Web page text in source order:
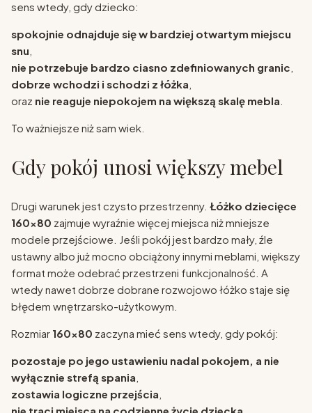
sens wtedy, gdy dziecko:
spokojnie odnajduje się w bardziej otwartym miejscu
snu
nie potrzebuje bardzo ciasno zdefiniowanych granic
dobrze wchodzi i schodzi z łóżka
oraz nie reaguje niepokojem na większą skalę mebla
To ważniejsze niż sam wiek.
Gdy pokój unosi większy mebel
Drugi warunek jest czysto przestrzenny. Łóżko dziecięce
160x80 zajmuje wyraźnie więcej miejsca niż mniejsze
modele przejściowe. Jeśli pokój jest bardzo mały, źle
ustawny albo już mocno obciążony innymi meblami, większy
format może odebrać przestrzeni funkcjonalność. A
wtedy nawet dobrze dobrane rozwojowo łóżko staje się
błędem wnętrzarsko-użytkowym.
Rozmiar 160x80 zaczyna mieć sens wtedy, gdy pokój:
pozostaje po jego ustawieniu nadal pokojem, a nie
wyłącznie strefą spania
zostawia logiczne przejścia